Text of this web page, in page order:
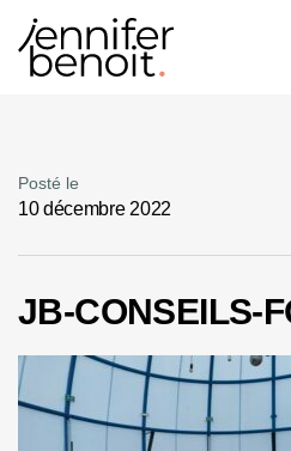
Posté le
10 décembre 2022
JB-CONSEILS-